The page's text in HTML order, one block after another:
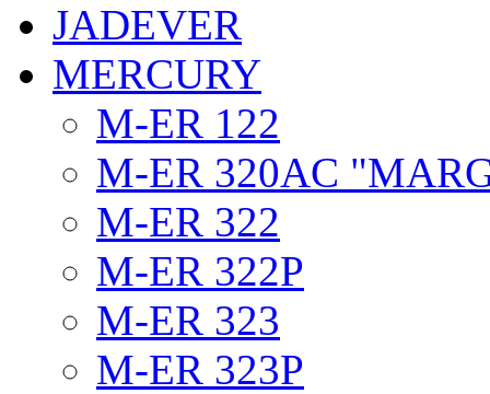
JADEVER
MERCURY
M-ER 122
M-ER 320AC
M-ER 322
M-ER 322P
M-ER 323
M-ER 323P